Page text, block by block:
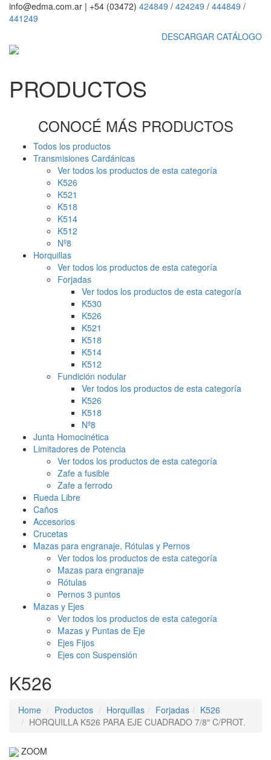
info@edma.com.ar | +54 (03472) 424849 / 424249 / 444849 /
441249
DESCARGAR CATÁLOGO
PRODUCTOS
CONOCÉ MÁS PRODUCTOS
Todos los productos
Transmisiones Cardánicas
Ver todos los productos de esta categoría
K526
K521
K518
K514
K512
Nº8
Horquillas
Ver todos los productos de esta categoría
Forjadas
Ver todos los productos de esta categoría
K530
K526
K521
K518
K514
K512
Fundición nodular
Ver todos los productos de esta categoría
K526
K518
Nº8
Junta Homocinética
Limitadores de Potencia
Ver todos los productos de esta categoría
Zafe a fusible
Zafe a ferrodo
Rueda Libre
Caños
Accesorios
Crucetas
Mazas para engranaje, Rótulas y Pernos
Ver todos los productos de esta categoría
Mazas para engranaje
Rótulas
Pernos 3 puntos
Mazas y Ejes
Ver todos los productos de esta categoría
Mazas y Puntas de Eje
Ejes Fijos
Ejes con Suspensión
K526
Home Productos Horquillas Forjadas
K526
HORQUILLA K526 PARA EJE CUADRADO 7/8″ C/PROT.
ZOOM